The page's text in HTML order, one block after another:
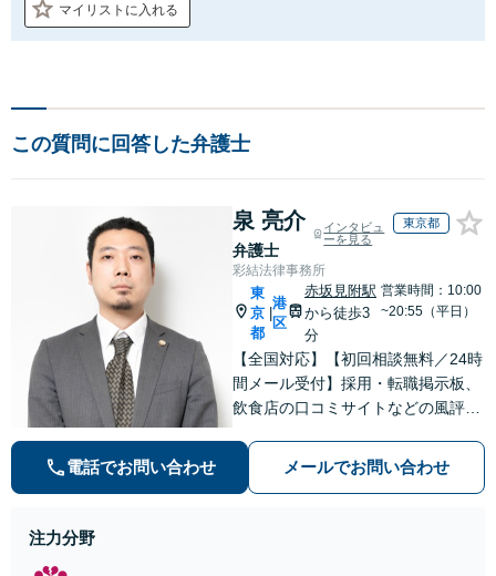
マイリストに入れる
この質問に回答した弁護士
泉 亮介
弁護士
インタビュ
ーを見る
東京都
彩結法律事務所
東
京
都
港
区
赤坂見附駅
から徒歩3
分
営業時間：10:00
~20:55（平日）
【全国対応】【初回相談無料／24時
間メール受付】採用・転職掲示板、
飲食店の口コミサイトなどの風評被
の種類を問わず相談可。可能な限り
早期対応で駆けつけサポート【労
電話でお問い合わせ メールでお問い合わせ
注力分野